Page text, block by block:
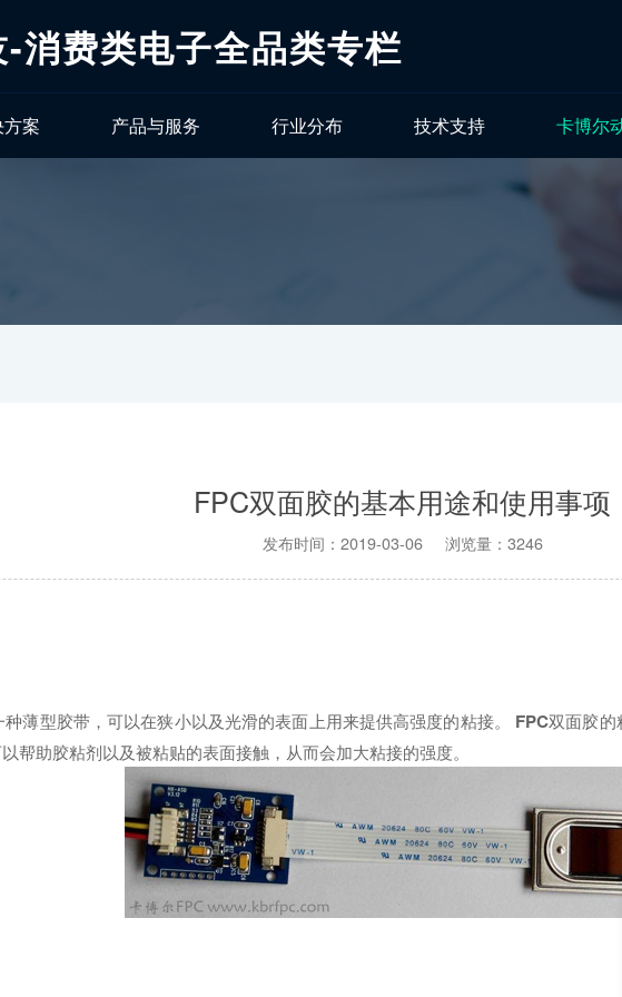
消费类电子全品类专栏
案 产品与服务 行业分布 技术支持 卡博尔
FPC双面胶的基本用途和使用事项
发布时间：2019-03-06 浏览量：3246
薄型胶带，可以在狭小以及光滑的表面上用来提供高强度的粘接。 FPC双面胶
帮助胶粘剂以及被粘贴的表面接触，从而会加大粘接的强度。